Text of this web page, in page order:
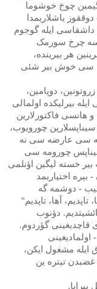
چوخ خوشوما
یاشلاریمدا
داشقاسی ایله گوجوم
چرخ سورمک
هر بیرینده،
سی خوش بیر شئی
دوپامین،
بیرلیکده اولمالی
و هانسی فاکتورلارین
سیناپسلارین چورویوب،
سی عارضه سی نه
سیناپس چورومه سی
بیر خسته لیگین اؤنلمی
اختیاریمد
- دوشمه گه
آها، تاپدیم"
ائشیتدیم. دؤنوب
قاچدیغینی گؤردوم.
ایله مشغول ایکن،
غضبدن تیتره ین